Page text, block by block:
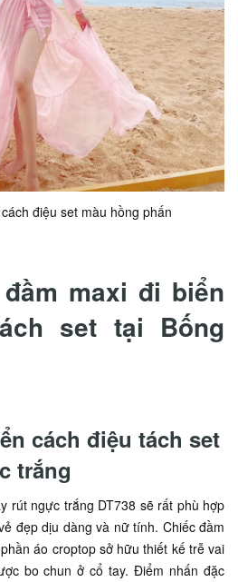
điệu set màu hồng phấn
maxi đi biển
set tại Bống
cách điệu tách set
trắng
rút ngực trắng DT738 sẽ rất phù hợp
đẹp dịu dàng và nữ tính. Chiếc đầm
áo croptop sở hữu thiết kế trễ vai
bo chun ở cổ tay. Điểm nhấn đặc